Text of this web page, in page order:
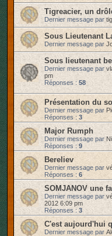
Tigreacier, un
Dernier message par
Sous Lieutenant
Dernier message par
Sous lieutenant
Dernier message par
pm
Réponses : 58
Présentation du
Dernier message par
Réponses : 3
Major Rumph
Dernier message par
Réponses : 9
Bereliev
Dernier message par
Réponses : 6
SOMJANOV une
Dernier message par
2012 6:09 pm
Réponses : 3
C'est aujourd'hui
Dernier message par